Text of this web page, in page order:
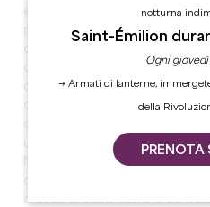
edificio dall'architettura
preceduto da un portico, un
copertura un tempo comune
della Francia. La facciata è
campanaria. Oggi sono
chiesa romanica: una
una porta ad arco con tre
Nel 1854, la navata centrale
chiesa di Saint-Terre, il
notturna
Saint-Émilion
Ogni giovedì
→ Armati di lanterne,
della
PRENOTA